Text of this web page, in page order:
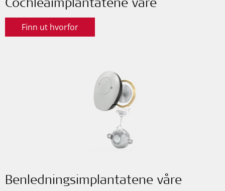
Cochleaimplantatene våre
Finn ut hvorfor
Benledningsimplantatene våre